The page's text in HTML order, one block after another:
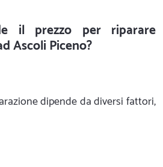
il prezzo per riparare
Ascoli Piceno?
dipende da diversi fattori,